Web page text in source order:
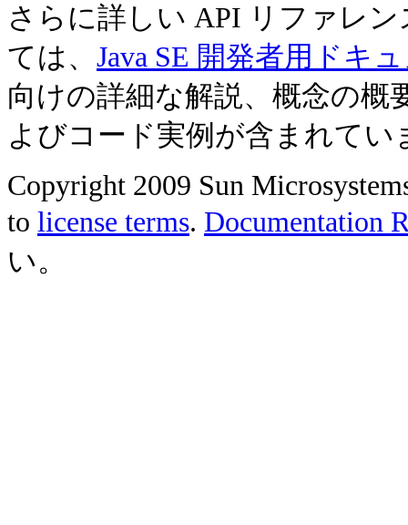
さらに詳しい API リファレ
ては、 Java SE 開発者用ドキ
向けの詳細な解説、概念の概
よびコード実例が含まれてい
Copyright 2009 Sun
to license terms. Documentation
い。